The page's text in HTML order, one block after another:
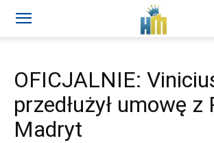
OFICJALNIE:
przedłużył umowę z
Madryt